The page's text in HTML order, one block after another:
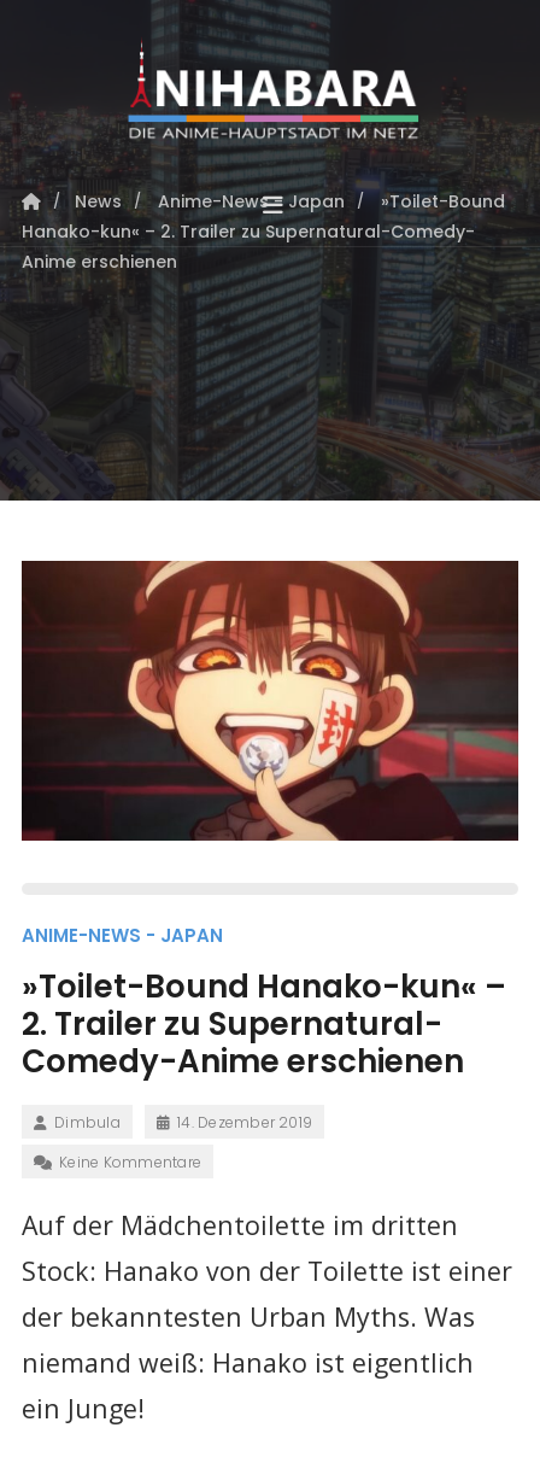
News Anime-News - Japan
»Toilet-Bound
Hanako-kun« – 2. Trailer zu Supernatural-Comedy-
Anime erschienen
ANIME-NEWS - JAPAN
»Toilet-Bound Hanako-kun« –
2. Trailer zu Supernatural-
Comedy-Anime erschienen
Dimbula
14. Dezember 2019
Keine Kommentare
Auf der Mädchentoilette im dritten
Stock: Hanako von der Toilette ist einer
der bekanntesten Urban Myths. Was
niemand weiß: Hanako ist eigentlich
ein Junge!